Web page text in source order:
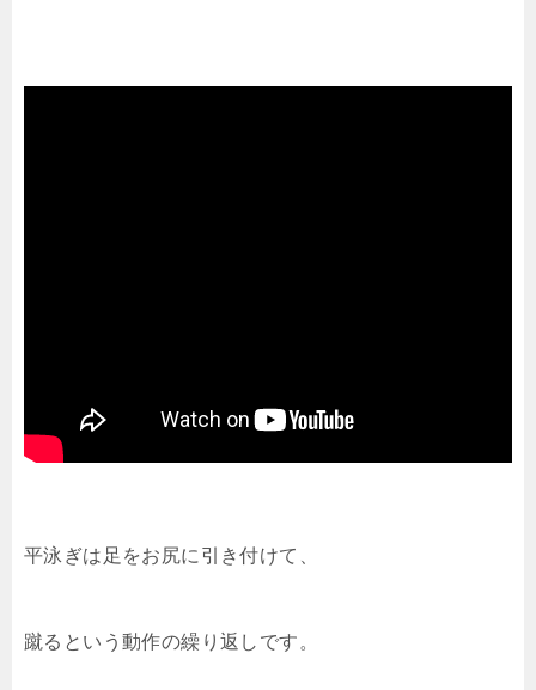
平泳ぎは足をお尻に引き付けて、
蹴るという動作の繰り返しです。